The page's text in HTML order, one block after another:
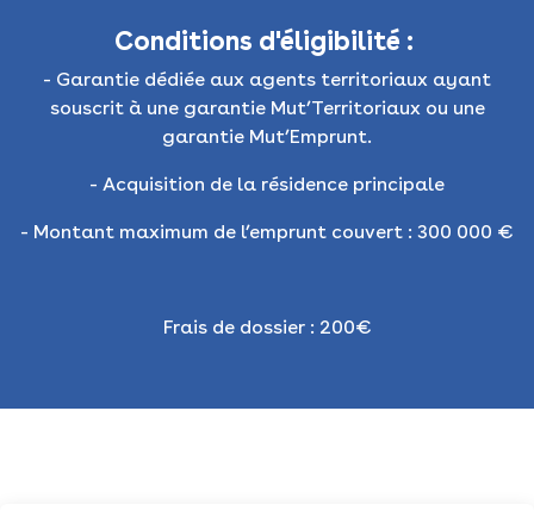
Conditions d'éligibilité :
- Garantie dédiée aux agents territoriaux ayant
souscrit à une garantie Mut’Territoriaux ou une
garantie Mut’Emprunt.
- Acquisition de la résidence principale
- Montant maximum de l’emprunt couvert : 300 000 €
Frais de dossier : 200€